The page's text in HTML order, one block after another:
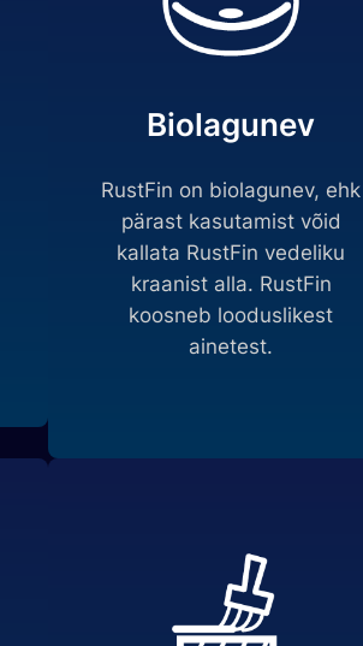
Biolagunev
RustFin on biolagunev, ehk
pärast kasutamist võid
kallata RustFin vedeliku
kraanist alla. RustFin
koosneb looduslikest
ainetest.